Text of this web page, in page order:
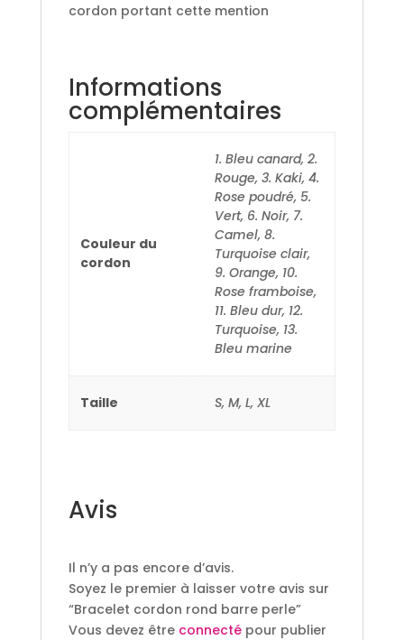
cordon portant cette mention
Informations
complémentaires
Couleur du
cordon
1. Bleu canard, 2.
Rouge, 3. Kaki, 4.
Rose poudré, 5.
Vert, 6. Noir, 7.
Camel, 8.
Turquoise clair,
9. Orange, 10.
Rose framboise,
11. Bleu dur, 12.
Turquoise, 13.
Bleu marine
Taille S, M, L, XL
Avis
Il n’y a pas encore d’avis.
Soyez le premier à laisser votre avis sur
“Bracelet cordon rond barre perle”
Vous devez être connectépour publier